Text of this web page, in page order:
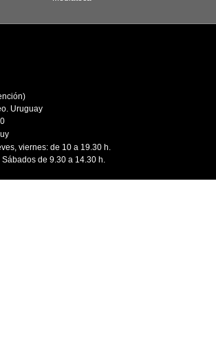
Uruguay
viernes: de 10 a 19.30 h.
Sábados de 9.30 a 14.30 h.